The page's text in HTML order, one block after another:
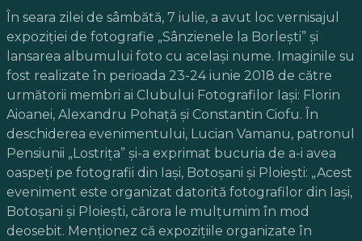
În seara zilei de sâmbătă, 7 iulie, a avut loc vernisajul
expoziţiei de fotografie „Sânzienele la Borleşti” şi
lansarea albumului foto cu acelaşi nume. Imaginile su
fost realizate în perioada 23-24 iunie 2018 de către
următorii membri ai Clubului Fotografilor Iaşi: Florin
Aioanei, Alexandru Pohaţă şi Constantin Ciofu. În
deschiderea evenimentului, Lucian Vamanu, patronul
Pensiunii „Lostriţa” şi-a exprimat bucuria de a-i avea
oaspeţi pe fotografii din Iaşi, Botoşani şi Ploieşti: „Acest
eveniment este organizat datorită fotografilor din Iaşi,
Botoşani şi Ploieşti, cărora le mulţumim în mod
deosebit. Menţionez că expoziţiile organizate în